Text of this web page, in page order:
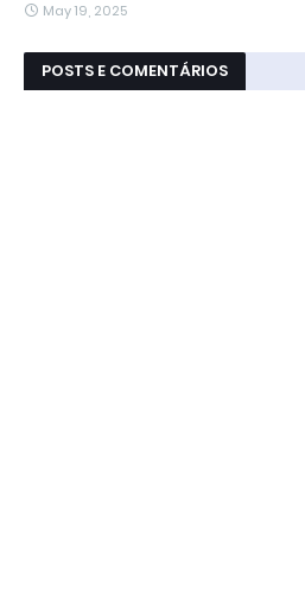
May 19, 2025
POSTS E COMENTÁRIOS